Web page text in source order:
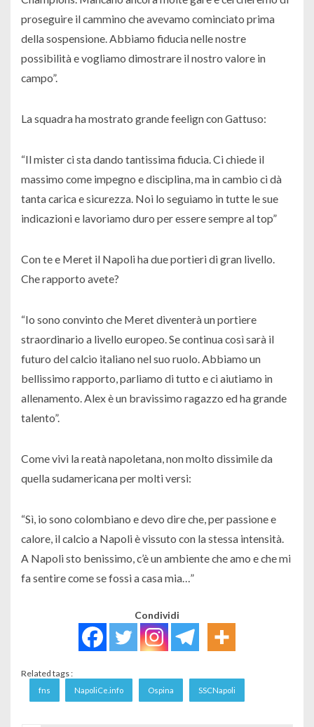
proseguire il cammino che avevamo cominciato prima
della sospensione. Abbiamo fiducia nelle nostre
possibilità e vogliamo dimostrare il nostro valore in
campo”.
La squadra ha mostrato grande feelign con Gattuso:
“Il mister ci sta dando tantissima fiducia. Ci chiede il
massimo come impegno e disciplina, ma in cambio ci dà
tanta carica e sicurezza. Noi lo seguiamo in tutte le sue
indicazioni e lavoriamo duro per essere sempre al top”
Con te e Meret il Napoli ha due portieri di gran livello.
Che rapporto avete?
“Io sono convinto che Meret diventerà un portiere
straordinario a livello europeo. Se continua così sarà il
futuro del calcio italiano nel suo ruolo. Abbiamo un
bellissimo rapporto, parliamo di tutto e ci aiutiamo in
allenamento. Alex è un bravissimo ragazzo ed ha grande
talento”.
Come vivi la reatà napoletana, non molto dissimile da
quella sudamericana per molti versi:
“Sì, io sono colombiano e devo dire che, per passione e
calore, il calcio a Napoli è vissuto con la stessa intensità.
A Napoli sto benissimo, c’è un ambiente che amo e che mi
fa sentire come se fossi a casa mia…”
Condividi
Related tags :
fns NapoliCe.info Ospina SSCNapoli